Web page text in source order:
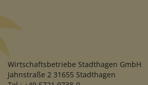
Wirtschaftsbetriebe Stadthagen GmbH
Jahnstraße 2 31655 Stadthagen